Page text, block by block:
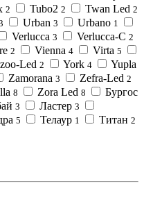
2 Tubo2 2 Twan Led 2
Urban 3 Urbano 1
Verlucca 3 Verlucca-C 2
2 Vienna 4 Virta 5
Led 2 York 4 Yupla
Zamorana 3 Zefra-Led 2
8 Zora Led 8 Бургос
3 Ластер 3
5 Телаур 1 Титан 2